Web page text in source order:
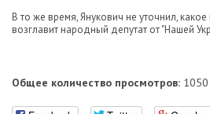
В то же время, Янукович не уточнил,
возглавит народный депутат от "Нашей
Общее количество просмотров: 1050